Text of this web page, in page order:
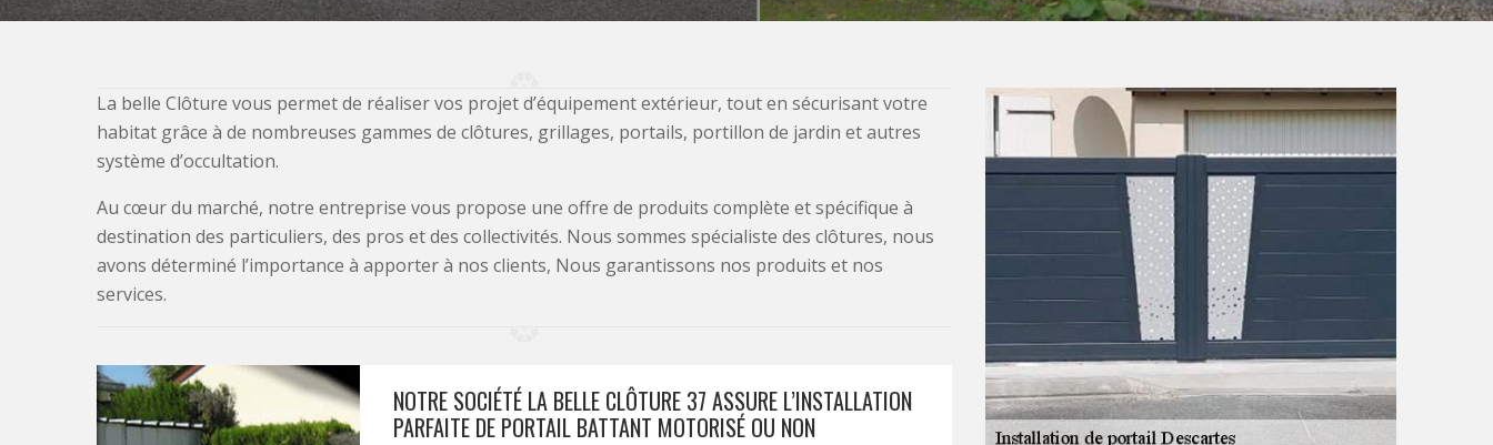
La belle Clôture vous permet de réaliser vos projet d’équipement extérieur, tout en sécurisant votre
habitat grâce à de nombreuses gammes de clôtures, grillages, portails, portillon de jardin et autres
système d’occultation.
Au cœur du marché, notre entreprise vous propose une offre de produits complète et spécifique à
destination des particuliers, des pros et des collectivités. Nous sommes spécialiste des clôtures, nous
avons déterminé l’importance à apporter à nos clients, Nous garantissons nos produits et nos
services.
NOTRE SOCIÉTÉ LA BELLE CLÔTURE 37 ASSURE L’INSTALLATION
PARFAITE DE PORTAIL BATTANT MOTORISÉ OU NON